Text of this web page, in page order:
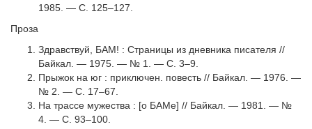
1985. — С. 125–127.
Проза
Здравствуй, БАМ! : Страницы из дневника писателя //
Байкал. — 1975. — № 1. — С. 3–9.
Прыжок на юг : приключен. повесть // Байкал. — 1976. —
№ 2. — С. 17–67.
На трассе мужества : [о БАМе] // Байкал. — 1981. — №
4. — С. 93–100.